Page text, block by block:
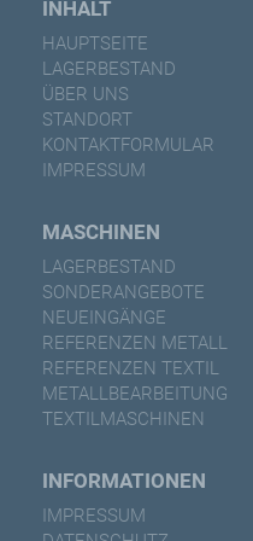
INHALT
HAUPTSEITE
LAGERBESTAND
ÜBER UNS
STANDORT
KONTAKTFORMULAR
IMPRESSUM
MASCHINEN
LAGERBESTAND
SONDERANGEBOTE
NEUEINGÄNGE
REFERENZEN METALL
REFERENZEN TEXTIL
METALLBEARBEITUNG
TEXTILMASCHINEN
INFORMATIONEN
IMPRESSUM